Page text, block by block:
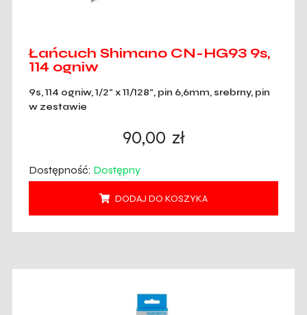
Łańcuch Shimano CN-HG93 9s,
114 ogniw
9s, 114 ogniw, 1/2" x 11/128", pin 6,6mm, srebrny, pin
w zestawie
90,00 zł
Dostępność: Dostępny
DODAJ DO KOSZYKA